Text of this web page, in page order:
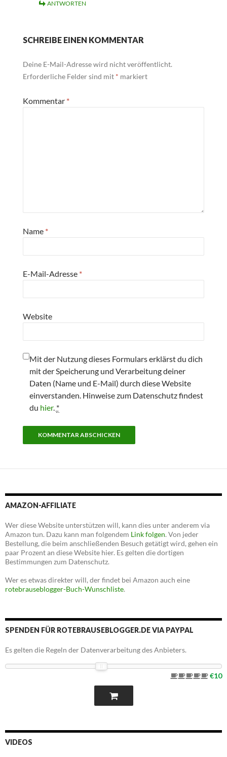
ANTWORTEN
SCHREIBE EINEN KOMMENTAR
Deine E-Mail-Adresse wird nicht veröffentlicht.
Erforderliche Felder sind mit * markiert
Kommentar *
Name *
E-Mail-Adresse *
Website
Mit der Nutzung dieses Formulars erklärst du dich
mit der Speicherung und Verarbeitung deiner
Daten (Name und E-Mail) durch diese Website
einverstanden. Hinweise zum Datenschutz findest
du hier. *
AMAZON-AFFILIATE
Wer diese Website unterstützen will, kann dies unter anderem via
Amazon tun. Dazu kann man folgendem Link folgen. Von jeder
Bestellung, die beim anschließenden Besuch getätigt wird, gehen ein
paar Prozent an diese Website hier. Es gelten die dortigen
Bestimmungen zum Datenschutz.
Wer es etwas direkter will, der findet bei Amazon auch eine
rotebrauseblogger-Buch-Wunschliste.
SPENDEN FÜR ROTEBRAUSEBLOGGER.DE VIA PAYPAL
Es gelten die Regeln der Datenverarbeitung des Anbieters.
€10
VIDEOS